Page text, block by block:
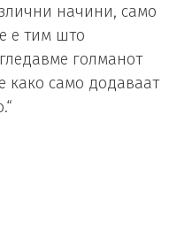
начини, само
е тим што
голманот
како само додаваат